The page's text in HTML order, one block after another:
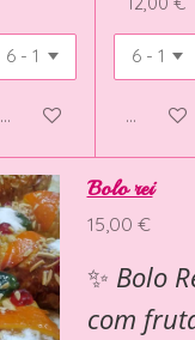
Adicionar ao carrinho
Bolo rei
15,00 €
✨ Bolo
com